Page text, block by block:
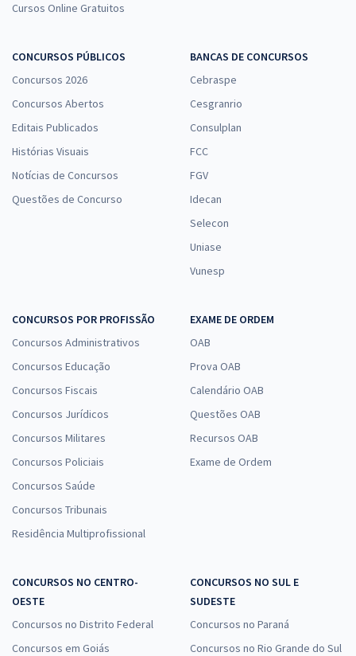
Cursos Online Gratuitos
CONCURSOS PÚBLICOS
Concursos 2026
Concursos Abertos
Editais Publicados
Histórias Visuais
Notícias de Concursos
Questões de Concurso
BANCAS DE CONCURSOS
Cebraspe
Cesgranrio
Consulplan
FCC
FGV
Idecan
Selecon
Uniase
Vunesp
CONCURSOS POR PROFISSÃO
Concursos Administrativos
Concursos Educação
Concursos Fiscais
Concursos Jurídicos
Concursos Militares
Concursos Policiais
Concursos Saúde
Concursos Tribunais
Residência Multiprofissional
EXAME DE ORDEM
OAB
Prova OAB
Calendário OAB
Questões OAB
Recursos OAB
Exame de Ordem
CONCURSOS NO CENTRO-
OESTE
Concursos no Distrito Federal
Concursos em Goiás
CONCURSOS NO SUL E
SUDESTE
Concursos no Paraná
Concursos no Rio Grande do Sul